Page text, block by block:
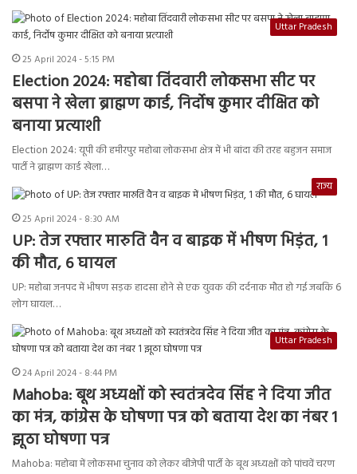
Uttar Pradesh
25 April 2024 - 5:15 PM
Election 2024: महोबा तिंदवारी लोकसभा सीट पर
बसपा ने खेला ब्राह्मण कार्ड, निर्दोष कुमार दीक्षित को
बनाया प्रत्याशी
Election 2024: यूपी की हमीरपुर महोबा लोकसभा क्षेत्र में भी बांदा की तरह बहुजन समाज
पार्टी ने ब्राह्मण कार्ड खेला…
राज्य
25 April 2024 - 8:30 AM
UP: तेज रफ्तार मारुति वैन व बाइक में भीषण भिड़ंत, 1
की मौत, 6 घायल
UP: महोबा जनपद में भीषण सड़क हादसा होने से एक युवक की दर्दनाक मौत हो गई जबकि 6
लोग घायल…
Uttar Pradesh
24 April 2024 - 8:44 PM
Mahoba: बूथ अध्यक्षों को स्वतंत्रदेव सिंह ने दिया जीत
का मंत्र, कांग्रेस के घोषणा पत्र को बताया देश का नंबर 1
झूठा घोषणा पत्र
Mahoba: महोबा में लोकसभा चुनाव को लेकर बीजेपी पार्टी के बूथ अध्यक्षों को पांचवें चरण